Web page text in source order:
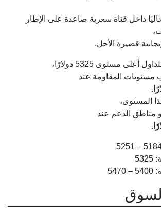
داخل قناة سعرية صاعدة على الإطار
قصيرة الأجل.
مستوى 5325 دولارًا،
مستويات المقاومة عند
.
المستوى،
مناطق الدعم عند
.